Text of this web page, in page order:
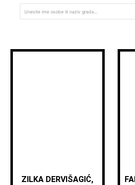
Unesite ime osobe ili naziv grada...
ZILKA DERVIŠAGIĆ,